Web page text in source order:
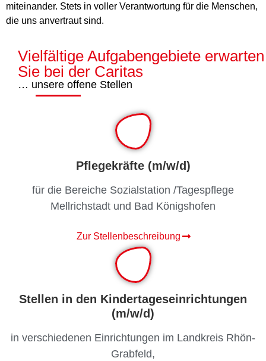
miteinander. Stets in voller Verantwortung für die Menschen,
die uns anvertraut sind.
Vielfältige Aufgabengebiete erwarten
Sie bei der Caritas
… unsere offene Stellen
Pflegekräfte (m/w/d)
für die Bereiche Sozialstation /Tagespflege
Mellrichstadt und Bad Königshofen
Zur Stellenbeschreibung
Stellen in den Kindertageseinrichtungen
(m/w/d)
in verschiedenen Einrichtungen im Landkreis Rhön-
Grabfeld,